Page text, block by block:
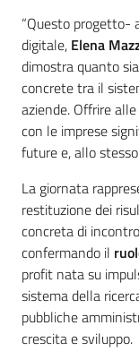
“Questo progetto-
digitale, Elena
dimostra quanto
concrete tra il
aziende. Offrire
con le imprese
future e, allo
La giornata
restituzione dei
concreta di
confermando il
profit nata su
sistema della
pubbliche
crescita e sviluppo.